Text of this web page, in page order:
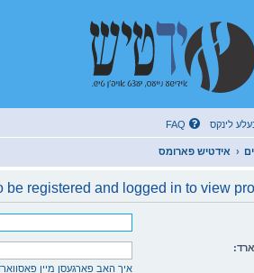
לינקס FAQ
אידטיש פארומס
be registered and logged in to view
איך האב פארגעסן מיין